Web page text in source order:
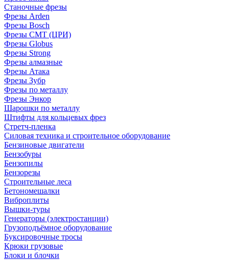
Станочные фрезы
Фрезы Arden
Фрезы Bosch
Фрезы CMT (ЦРИ)
Фрезы Globus
Фрезы Strong
Фрезы алмазные
Фрезы Атака
Фрезы Зубр
Фрезы по металлу
Фрезы Энкор
Шарошки по металлу
Штифты для кольцевых фрез
Стретч-пленка
Силовая техника и строительное оборудование
Бензиновые двигатели
Бензобуры
Бензопилы
Бензорезы
Строительные леса
Бетономешалки
Виброплиты
Вышки-туры
Генераторы (электростанции)
Грузоподъёмное оборудование
Буксировочные тросы
Крюки грузовые
Блоки и блочки